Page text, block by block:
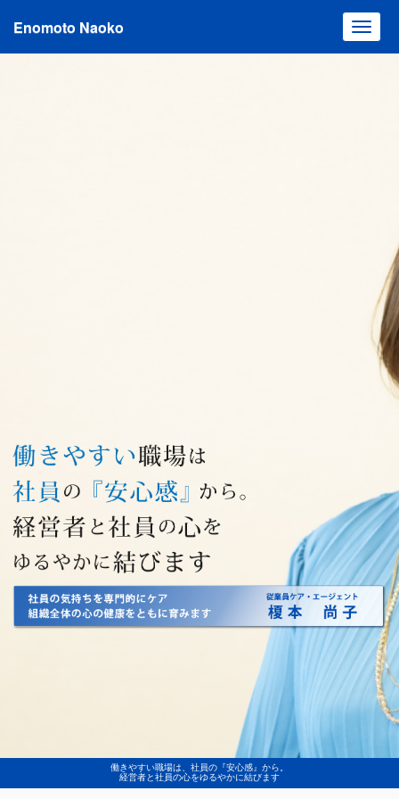
働きやすい職場は、社員の『安心感』から。
経営者と社員の心をゆるやかに結びます
Enomoto Naoko